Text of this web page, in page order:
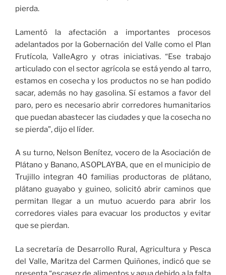
pierda.
Lamentó la afectación a importantes procesos
adelantados por la Gobernación del Valle como el Plan
Frutícola, ValleAgro y otras iniciativas. “Ese trabajo
articulado con el sector agrícola se está yendo al tarro,
estamos en cosecha y los productos no se han podido
sacar, además no hay gasolina. Sí estamos a favor del
paro, pero es necesario abrir corredores humanitarios
que puedan abastecer las ciudades y que la cosecha no
se pierda”, dijo el líder.
A su turno, Nelson Benítez, vocero de la Asociación de
Plátano y Banano, ASOPLAYBA, que en el municipio de
Trujillo integran 40 familias productoras de plátano,
plátano guayabo y guineo, solicitó abrir caminos que
permitan llegar a un mutuo acuerdo para abrir los
corredores viales para evacuar los productos y evitar
que se pierdan.
La secretaría de Desarrollo Rural, Agricultura y Pesca
del Valle, Maritza del Carmen Quiñones, indicó que se